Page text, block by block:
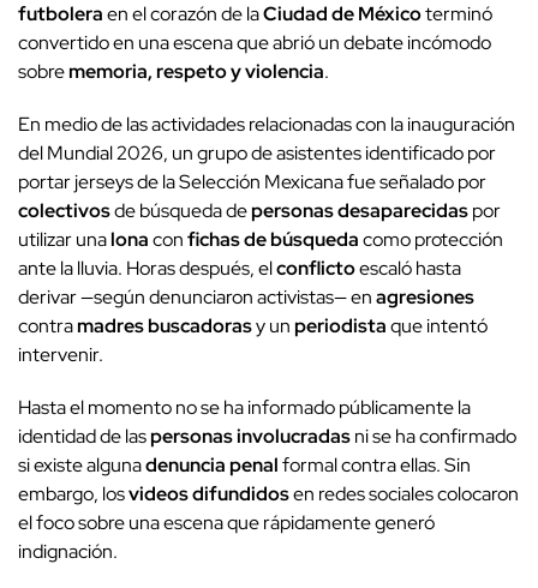
futboleraen el corazón de laCiudad de Méxicoterminó
convertido en una escena que abrió un debate incómodo
sobrememoria, respeto y violencia.
En medio de las actividades relacionadas con la inauguración
del Mundial 2026, un grupo de asistentes identificado por
portar jerseys de la Selección Mexicana fue señalado por
colectivosde búsqueda depersonas desaparecidaspor
utilizar unalonaconfichas de búsquedacomo protección
ante la lluvia. Horas después, elconflictoescaló hasta
derivar —según denunciaron activistas— enagresiones
contramadres buscadorasy unperiodistaque intentó
intervenir.
Hasta el momento no se ha informado públicamente la
identidad de laspersonas involucradasni se ha confirmado
si existe algunadenuncia penalformal contra ellas. Sin
embargo, losvideos difundidosen redes sociales colocaron
el foco sobre una escena que rápidamente generó
indignación.